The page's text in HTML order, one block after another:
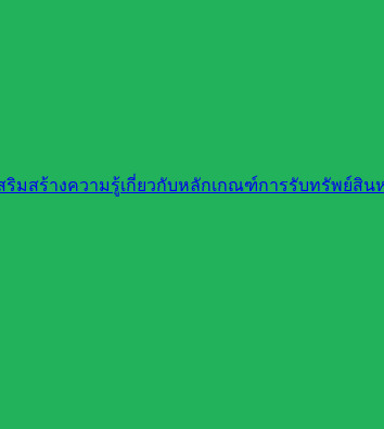
มสร้างความรู้เกี่ยวกับหลักเกณฑ์การรับทรัพย์สิ